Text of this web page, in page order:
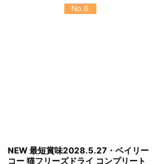
No.6
NEW 最短賞味2028.5.27・ベイリー
コー 猫フリーズドライ コンプリート